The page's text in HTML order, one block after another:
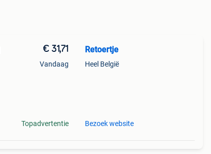
€ 31,71
Vandaag
Topadvertentie
Retoertje
Heel België
Bezoek website